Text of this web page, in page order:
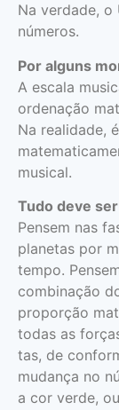
Na verdade,
números.
Por alguns
A escala
ordenação
Na realidade,
musical.
Tudo deve
Pensem nas
planetas por
tempo.
combinação
proporção
todas as
tas, de
mudança no
a cor verde,